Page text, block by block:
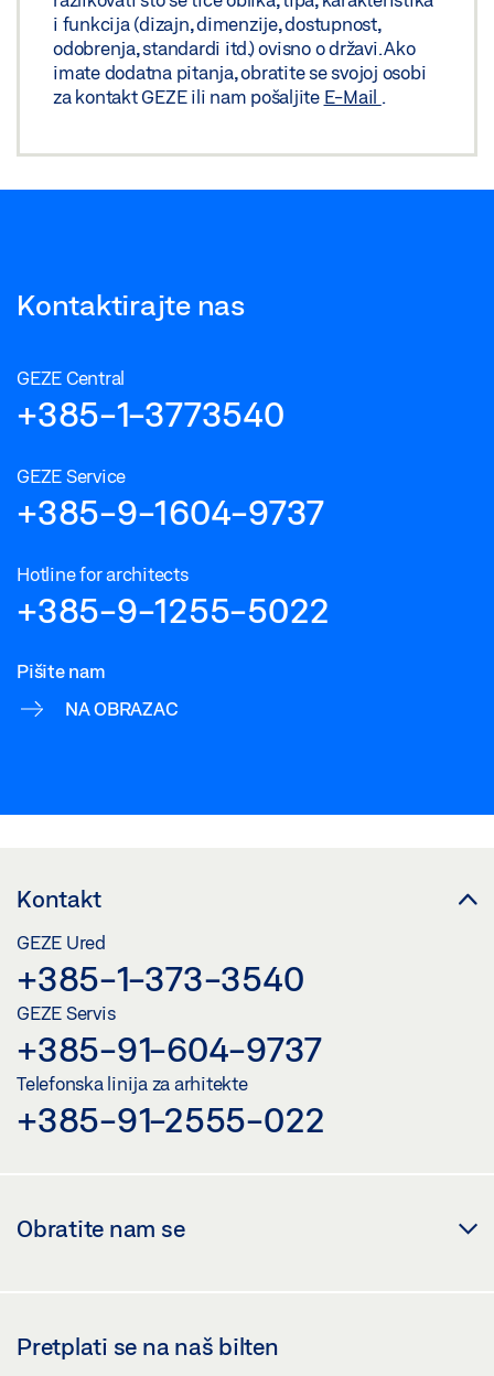
i funkcija (dizajn, dimenzije, dostupnost,
odobrenja, standardi itd.) ovisno o državi. Ako
imate dodatna pitanja, obratite se svojoj osobi
za kontakt GEZE ili nam pošaljite E-Mail
Kontaktirajte nas
GEZE Central
+385-1-3773540
GEZE Service
+385-9-1604-9737
Hotline for architects
+385-9-1255-5022
Pišite nam
NA OBRAZAC
Kontakt
GEZE Ured
+385-1-373-3540
GEZE Servis
+385-91-604-9737
Telefonska linija za arhitekte
+385-91-2555-022
Obratite nam se
Pretplati se na naš bilten